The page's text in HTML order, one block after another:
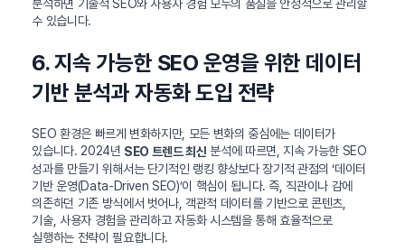
분석하면 기술적 SEO와 사용자 경험 모두의 품질을 안정적으로 관리할
수 있습니다.
6. 지속 가능한 SEO 운영을 위한 데이터
기반 분석과 자동화 도입 전략
SEO 환경은 빠르게 변화하지만, 모든 변화의 중심에는 데이터가
있습니다. 2024년 SEO 트렌드 최신 분석에 따르면, 지속 가능한 SEO
성과를 만들기 위해서는 단기적인 랭킹 향상보다 장기적 관점의 ‘데이터
기반 운영(Data-Driven SEO)’이 핵심이 됩니다. 즉, 직관이나 감에
의존하던 기존 방식에서 벗어나, 객관적 데이터를 기반으로 콘텐츠,
기술, 사용자 경험을 관리하고 자동화 시스템을 통해 효율적으로
실행하는 전략이 필요합니다.